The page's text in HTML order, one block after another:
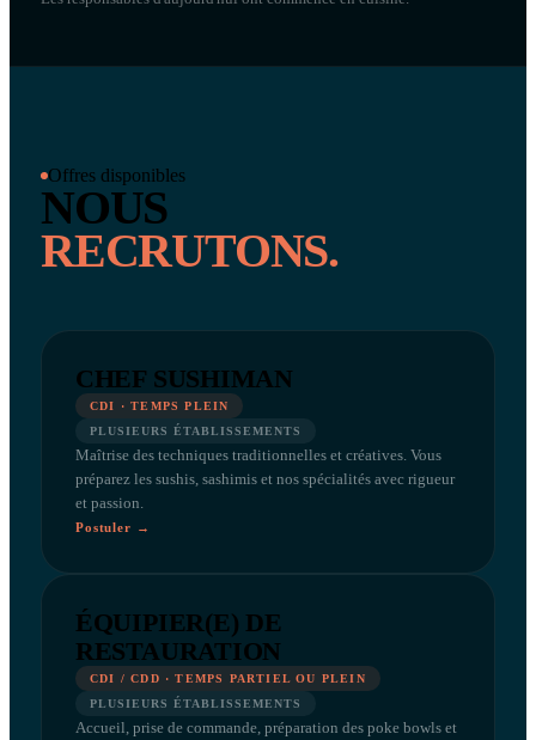
Offres disponibles
NOUS
RECRUTONS.
CHEF SUSHIMAN
CDI · TEMPS PLEIN
PLUSIEURS ÉTABLISSEMENTS
Maîtrise des techniques traditionnelles et créatives. Vous
préparez les sushis, sashimis et nos spécialités avec rigueur
et passion.
Postuler →
ÉQUIPIER(E) DE
RESTAURATION
CDI / CDD · TEMPS PARTIEL OU PLEIN
PLUSIEURS ÉTABLISSEMENTS
Accueil, prise de commande, préparation des poke bowls et